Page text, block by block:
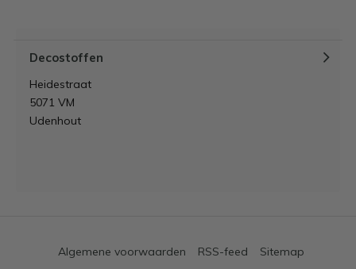
Decostoffen
Heidestraat
5071 VM
Udenhout
Algemene voorwaarden RSS-feed Sitemap